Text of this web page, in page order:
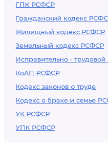
ГПК РСФСР
Гражданский кодекс
Жилищный кодекс РСФСР
Земельный кодекс РСФСР
Исправительно -
КоАП РСФСР
Кодекс законов о труде
Кодекс о браке и семье
УК РСФСР
УПК РСФСР